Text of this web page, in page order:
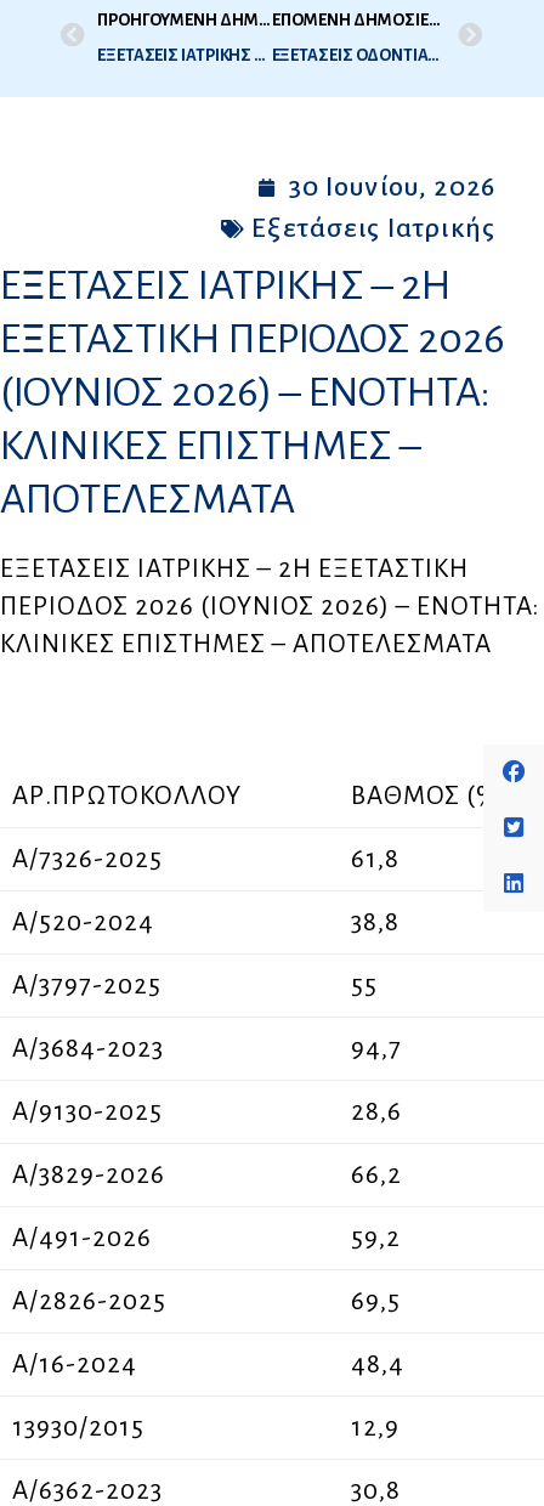
ΠΡΟΗΓΟΥΜΕΝΗ ΔΗΜΟΣΙΕΥΣΗ
ΕΞΕΤΑΣΕΙΣ ΙΑΤΡΙΚΗΣ – 2Η ΕΞΕΤΑΣΤΙΚΗ ΠΕΡΙΟΔΟΣ 2026 (ΙΟΥΝΙΟΣ 2026) – ΕΝΟΤΗΤΑ: ΠΡΟΚΛΙΝΙΚΕΣ ΕΠΙΣΤΗΜΕΣ – ΑΠΟΤΕΛΕΣΜΑΤΑ
ΕΠΟΜΕΝΗ ΔΗΜΟΣΙΕΥΣΗ
ΕΞΕΤΑΣΕΙΣ ΟΔΟΝΤΙΑΤΡΙΚΗΣ – 2Η ΕΞ ΠΕΡΙΟΔΟΣ 2026 – ΙΟΥΛΙΟΣ 2026 – ΛΙΣΤΑ ΣΥΜΜΕΤΕΧΟΝΤΩΝ
30 Ιουνίου, 2026
Εξετάσεις Ιατρικής
ΕΞΕΤΑΣΕΙΣ ΙΑΤΡΙΚΗΣ – 2Η
ΕΞΕΤΑΣΤΙΚΗ ΠΕΡΙΟΔΟΣ 2026
(ΙΟΥΝΙΟΣ 2026) – ΕΝΟΤΗΤΑ:
ΚΛΙΝΙΚΕΣ ΕΠΙΣΤΗΜΕΣ –
ΑΠΟΤΕΛΕΣΜΑΤΑ
ΕΞΕΤΑΣΕΙΣ ΙΑΤΡΙΚΗΣ – 2Η ΕΞΕΤΑΣΤΙΚΗ
ΠΕΡΙΟΔΟΣ 2026 (ΙΟΥΝΙΟΣ 2026) – ΕΝΟΤΗΤΑ:
ΚΛΙΝΙΚΕΣ ΕΠΙΣΤΗΜΕΣ – ΑΠΟΤΕΛΕΣΜΑΤΑ
ΑΡ.ΠΡΩΤΟΚΟΛΛΟΥ ΒΑΘΜΟΣ (%)
A/7326-2025 61,8
A/520-2024 38,8
A/3797-2025 55
A/3684-2023 94,7
A/9130-2025 28,6
A/3829-2026 66,2
A/491-2026 59,2
A/2826-2025 69,5
Α/16-2024 48,4
13930/2015 12,9
Α/6362-2023 30,8